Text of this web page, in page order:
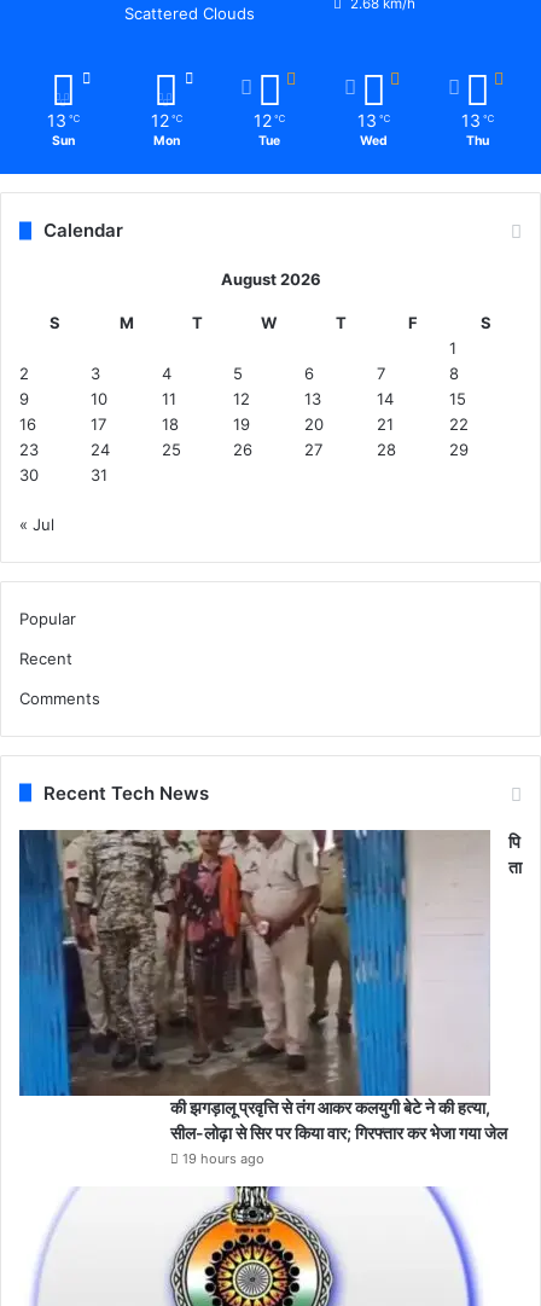
Scattered Clouds
2.68 km/h
13 ℃
Sun
12 ℃
Mon
12 ℃
Tue
13 ℃
Wed
13 ℃
Thu
Calendar
August 2026
S M T W T F
S
1
2
3 4 5 6 7
8
9
10 11 12 13 14
15
16
17 18 19 20 21
22
23
24 25 26 27 28
29
30
31
« Jul
Popular
Recent
Comments
Recent Tech News
पि
ता
की झगड़ालू प्रवृत्ति से तंग आकर कलयुगी बेटे ने की हत्या,
सील-लोढ़ा से सिर पर किया वार; गिरफ्तार कर भेजा गया जेल
19 hours ago